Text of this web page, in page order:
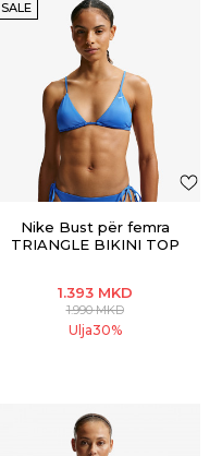
SALE
Nike Bust për femra
TRIANGLE BIKINI TOP
1.393 MKD
1.990MKD
Ulja30%